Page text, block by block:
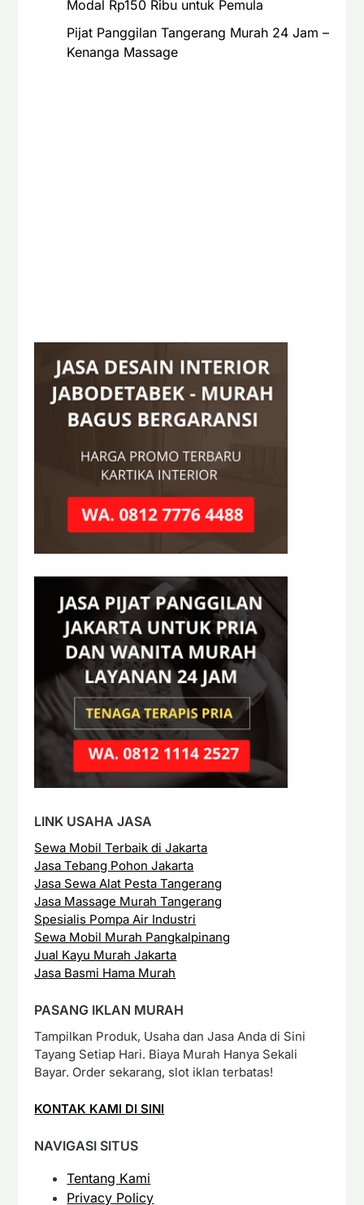
Modal Rp150 Ribu untuk Pemula
Pijat Panggilan Tangerang Murah 24 Jam –
Kenanga Massage
LINK USAHA JASA
Sewa Mobil Terbaik di Jakarta
Jasa Tebang Pohon Jakarta
Jasa Sewa Alat Pesta Tangerang
Jasa Massage Murah Tangerang
Spesialis Pompa Air Industri
Sewa Mobil Murah Pangkalpinang
Jual Kayu Murah Jakarta
Jasa Basmi Hama Murah
PASANG IKLAN MURAH
Tampilkan Produk, Usaha dan Jasa Anda di Sini
Tayang Setiap Hari. Biaya Murah Hanya Sekali
Bayar. Order sekarang, slot iklan terbatas!
KONTAK KAMI DI SINI
NAVIGASI SITUS
Tentang Kami
Privacy Policy